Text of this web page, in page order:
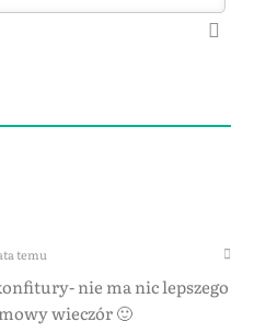
temu
nie ma nic lepszego
wieczór 🙂